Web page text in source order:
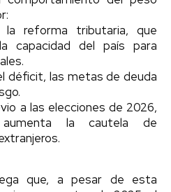
reforma tributaria, que
capacidad del país para
déficit, las metas de deuda
a las elecciones de 2026,
aumenta la cautela de
que, a pesar de esta